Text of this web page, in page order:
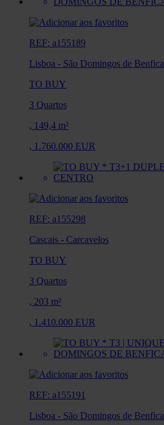
REF: a155189
Lisboa - São Domingos de Benfica
TO BUY
3 Quartos
, 149,4 m²
, 1.760.000 EUR
REF: a155298
Cascais - Carcavelos
TO BUY
3 Quartos
, 203 m²
, 1.410.000 EUR
REF: a155191
Lisboa - São Domingos de Benfica